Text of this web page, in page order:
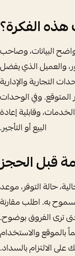
الفكرة؟
البيانات، وصاحب
والعميل الذي يفضل
التجارية والإدارية
المتوقع. وفي الوحدات
وقابلية إعادة
البيع أو التأجير.
قبل الحجز
حالة التوفر، موعد
به. اطلب مقارنة
ترى الفروق بوضوح.
بالموقع والاستخدام
على الالتزام بالسداد.